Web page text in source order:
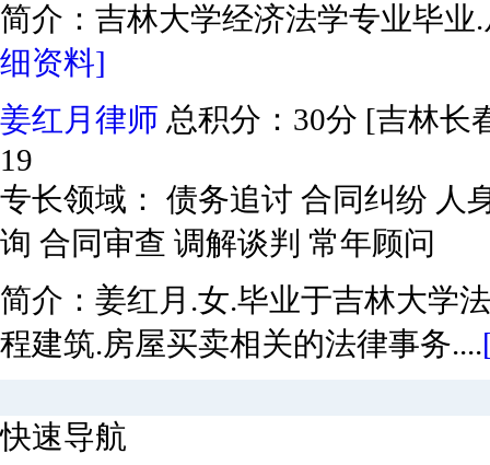
简介：吉林大学经济法学专业毕
细资料]
姜红月律师 总积分：30分 [吉林长
19
专长领域： 债务追讨 合同纠纷 人
询 合同审查 调解谈判 常年顾问
简介：姜红月.女.毕业于吉林大学
程建筑.房屋买卖相关的法律事务....
快速导航